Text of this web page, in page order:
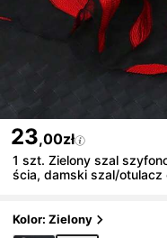
23,00zł
1 szt. Zielony szal
ścia, damski szal/
Kolor: Zielony